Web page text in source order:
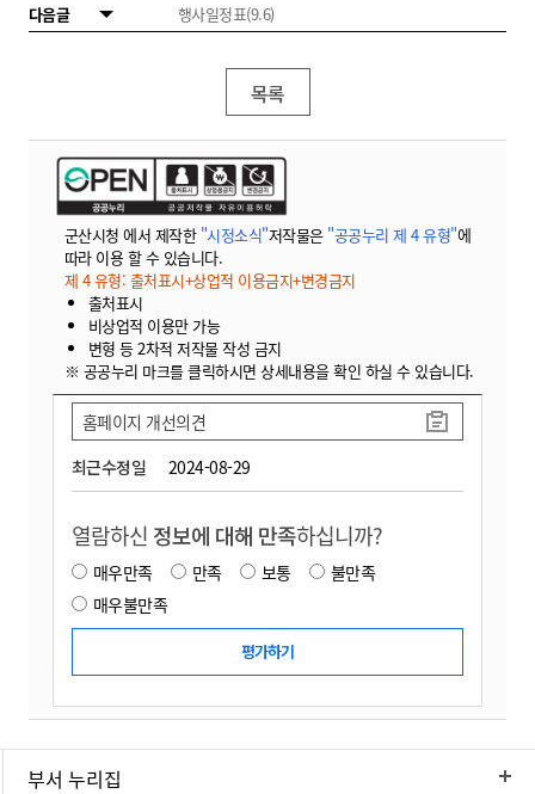
다음글
행사일정표(9.6)
목록
군산시청 에서 제작한 "시정소식"저작물은 "공공누리 제 4 유형"에
따라 이용 할 수 있습니다.
제 4 유형: 출처표시+상업적 이용금지+변경금지
출처표시
비상업적 이용만 가능
변형 등 2차적 저작물 작성 금지
※ 공공누리 마크를 클릭하시면 상세내용을 확인 하실 수 있습니다.
최근수정일 2024-08-29
홈페이지 개선의견
열람하신 정보에 대해 만족하십니까?
매우만족 만족 보통
불만족
매우불만족
부서 누리집